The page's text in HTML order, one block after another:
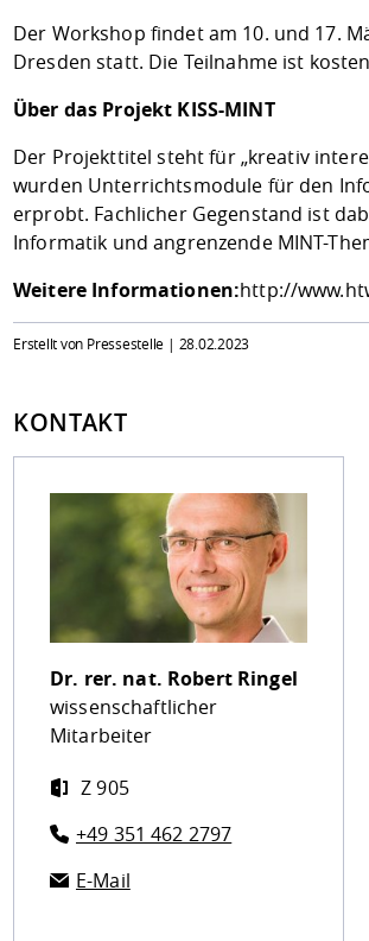
Der Workshop findet am 10. und 17.
Dresden statt. Die Teilnahme ist
Über das Projekt KISS-MINT
Der Projekttitel steht für „kreativ
wurden Unterrichtsmodule für den
erprobt. Fachlicher Gegenstand ist
Informatik und angrenzende MINT-
Weitere Informationen:http://
Erstellt von Pressestelle | 28.02.2023
KONTAKT
Dr. rer. nat. Robert Ringel
wissenschaftlicher
Mitarbeiter
Z 905
+49 351 462 2797
E-Mail